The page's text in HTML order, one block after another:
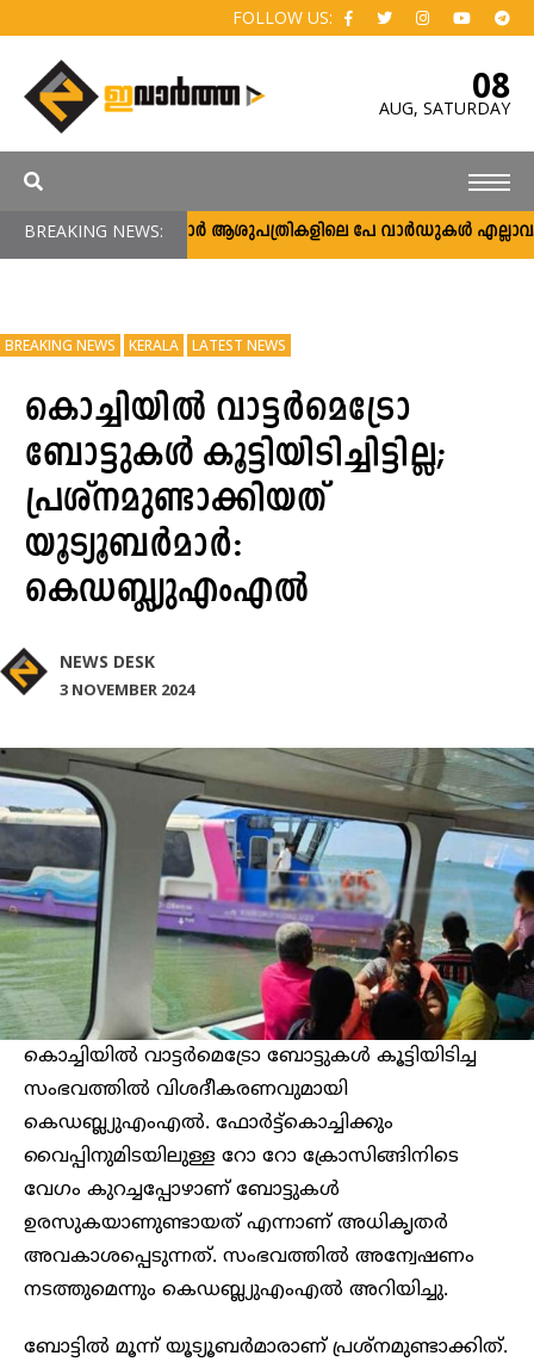
FOLLOW US:
08
AUG, SATURDAY
BREAKING NEWS:സർക്കാർ ആശുപത്രികളിലെ പേ വാർഡുകൾ
BREAKING NEWS KERALA LATEST NEWS
കൊച്ചിയിൽ വാട്ടര്‍മെട്രോ
ബോട്ടുകൾ കൂട്ടിയിടിച്ചിട്ടില്ല;
പ്രശ്നമുണ്ടാക്കിയത്
യൂട്യൂബർമാർ:
കെഡബ്ല്യുഎംഎല്‍
NEWS DESK
3 NOVEMBER 2024
കൊച്ചിയിൽ വാട്ടര്‍മെട്രോ ബോട്ടുകള്‍ കൂട്ടിയിടിച്ച
സംഭവത്തില്‍ വിശദീകരണവുമായി
കെഡബ്ല്യുഎംഎല്‍. ഫോര്‍ട്ട്‌കൊച്ചിക്കും
വൈപ്പിനുമിടയിലുള്ള റോ റോ ക്രോസിങ്ങിനിടെ
വേഗം കുറച്ചപ്പോഴാണ് ബോട്ടുകള്‍
ഉരസുകയാണുണ്ടായത് എന്നാണ് അധികൃതര്‍
അവകാശപ്പെടുന്നത്. സംഭവത്തിൽ അന്വേഷണം
നടത്തുമെന്നും കെഡബ്ല്യുഎംഎല്‍ അറിയിച്ചു.
ബോട്ടില്‍ മൂന്ന് യൂട്യൂബര്‍മാരാണ് പ്രശ്നമുണ്ടാക്കിത്.